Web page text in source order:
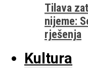
Tilava
nijeme:
rješenja
Kultura